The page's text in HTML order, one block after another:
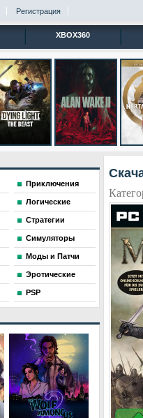
Регистрация
XBOX360
Приключения
Логические
Стратегии
Симуляторы
Моды и Патчи
Эротические
PSP